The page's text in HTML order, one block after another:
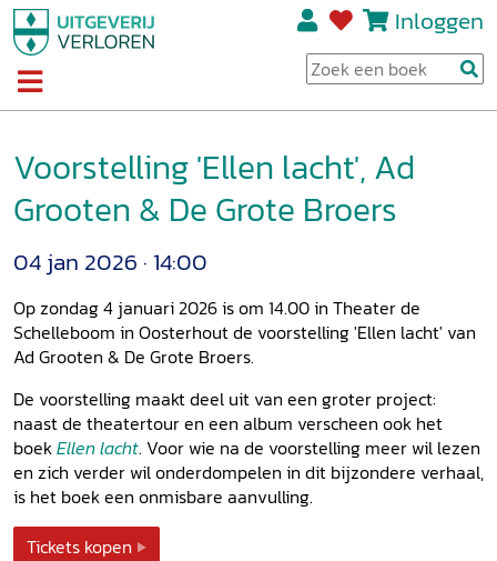
Inloggen
Voorstelling 'Ellen lacht', Ad
Grooten & De Grote Broers
04 jan 2026 14:00
Op zondag 4 januari 2026 is om 14.00 in Theater de
Schelleboom in Oosterhout de voorstelling 'Ellen lacht' van
Ad Grooten & De Grote Broers.
De voorstelling maakt deel uit van een groter project:
naast de theatertour en een album verscheen ook het
boekEllen lacht. Voor wie na de voorstelling meer wil lezen
en zich verder wil onderdompelen in dit bijzondere verhaal,
is het boek een onmisbare aanvulling.
Tickets kopen